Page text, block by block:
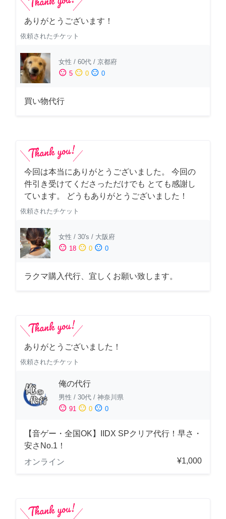
ありがとうございます！
依頼されたチケット
女性 / 60代 / 京都府
sentiment_satisfied 5 sentiment_neutral 0 sentiment_dissatisfied 0
買い物代行
今回は本当にありがとうございました。 今回の
件引き受けてくださっただけでも とても感謝し
ています。 どうもありがとうございました！
依頼されたチケット
女性 / 30's / 大阪府
sentiment_satisfied 18 sentiment_neutral 0 sentiment_dissatisfied 0
ラクマ購入代行、宜しくお願い致します。
ありがとうございました！
依頼されたチケット
俺の代行
男性 / 30代 / 神奈川県
sentiment_satisfied 91 sentiment_neutral 0 sentiment_dissatisfied 0
【音ゲー・全国OK】IIDX SPクリア代行！早さ・
安さNo.1！
オンライン
¥1,000